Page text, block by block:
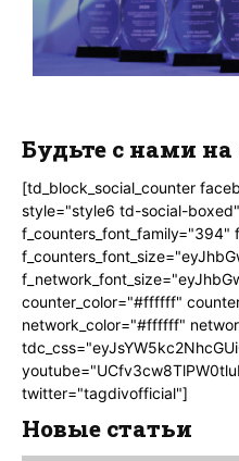
Будьте с нами на
[td_block_social_counter
style="style6 td-social-
f_counters_font_family="394"
counter_color="#ffffff"
network_color="#ffffff"
twitter="tagdivofficial"]
Новые статьи